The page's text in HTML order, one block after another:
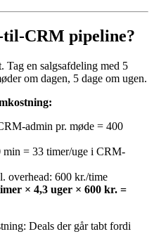
til-CRM pipeline?
Tag en salgsafdeling med 5
om dagen, 5 dage om ugen.
admin pr. møde = 400
= 33 timer/uge i CRM-
overhead: 600 kr./time
× 4,3 uger × 600 kr. =
Deals der går tabt fordi